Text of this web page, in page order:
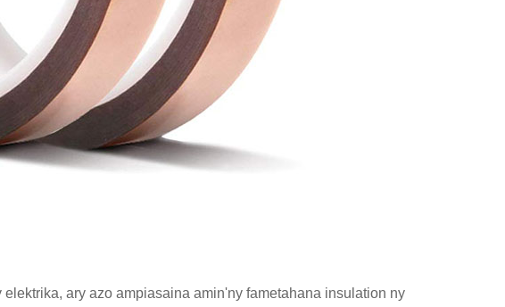
ary azo ampiasaina amin'ny fametahana insulation ny